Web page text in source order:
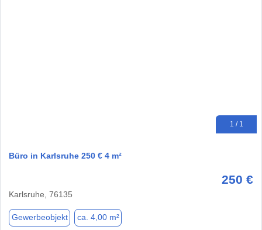
1 / 1
Büro in Karlsruhe 250 € 4 m²
250 €
Karlsruhe, 76135
Gewerbeobjekt ca. 4,00 m²